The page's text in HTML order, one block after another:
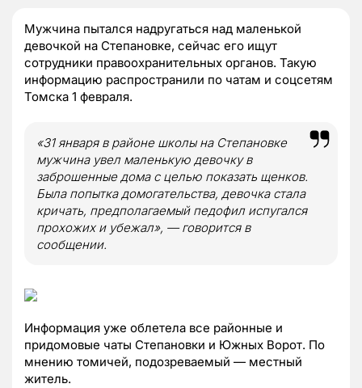
Мужчина пытался надругаться над маленькой
девочкой на Степановке, сейчас его ищут
сотрудники правоохранительных органов. Такую
информацию распространили по чатам и соцсетям
Томска 1 февраля.
«31 января в районе школы на Степановке
мужчина увел маленькую девочку в
заброшенные дома с целью показать щенков.
Была попытка домогательства, девочка стала
кричать, предполагаемый педофил испугался
прохожих и убежал», — говорится в
сообщении.
Информация уже облетела все районные и
придомовые чаты Степановки и Южных Ворот. По
мнению томичей, подозреваемый — местный
житель.